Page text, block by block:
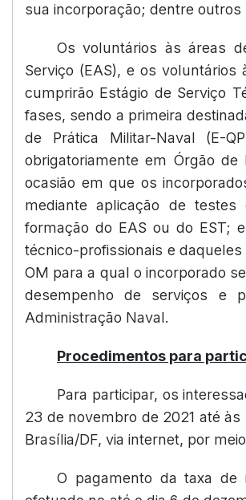
sua incorporação; dentre outros
Os voluntários às áreas
Serviço (EAS), e os voluntários
cumprirão Estágio de Serviço
fases, sendo a primeira
de Prática Militar-Naval (E-
obrigatoriamente em Órgão
ocasião em que os
mediante aplicação de
formação do EAS ou do EST;
técnico-profissionais e
OM para a qual o incorporado
desempenho de serviços e
Administração Naval.
Procedimentos para
Para participar, os
23 de novembro de 2021 até
Brasília/DF, via internet, por
O pagamento da taxa